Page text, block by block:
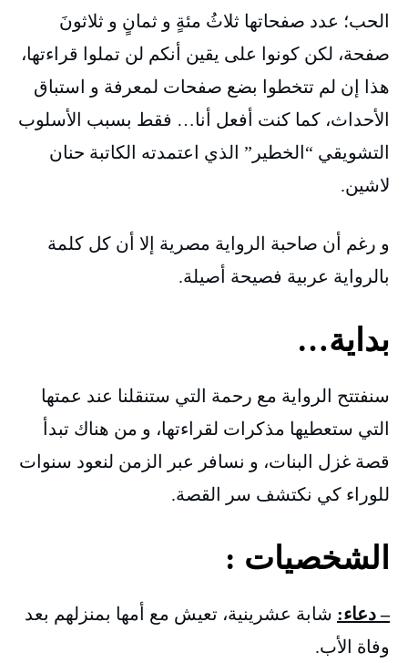
الحب؛ عدد صفحاتها ثلاثُ مئةٍ و ثمانٍ و ثلاثونَ
صفحة، لكن كونوا على يقين أنكم لن تملوا قراءتها،
هذا إن لم تتخطوا بضع صفحات لمعرفة و استباق
الأحداث، كما كنت أفعل أنا… فقط بسبب الأسلوب
التشويقي “الخطير” الذي اعتمدته الكاتبة حنان
لاشين.
و رغم أن صاحبة الرواية مصرية إلا أن كل كلمة
بالرواية عربية فصيحة أصيلة.
بداية…
سنفتتح الرواية مع رحمة التي ستنقلنا عند عمتها
التي ستعطيها مذكرات لقراءتها، و من هناك تبدأ
قصة غزل البنات، و نسافر عبر الزمن لنعود سنوات
للوراء كي نكتشف سر القصة.
الشخصيات :
– دعاء: شابة عشرينية، تعيش مع أمها بمنزلهم بعد
وفاة الأب.